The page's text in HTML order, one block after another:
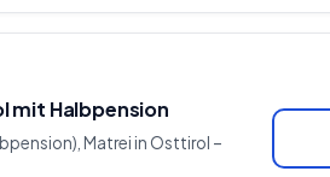
mit Halbpension
Matrei in Osttirol –